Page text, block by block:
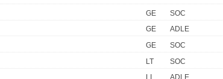
GE
SOC
GE
ADLE
GE
SOC
LT
SOC
ADLE